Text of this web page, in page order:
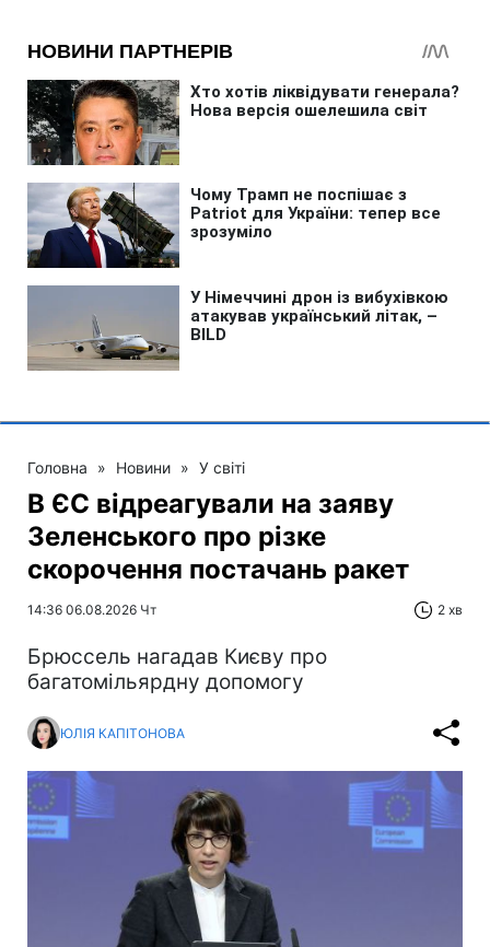
Головна » Новини » У світі
В ЄС відреагували на заяву
Зеленського про різке
скорочення постачань ракет
14:36 06.08.2026 Чт 2 хв
Брюссель нагадав Києву про
багатомільярдну допомогу
ЮЛІЯ КАПІТОНОВА